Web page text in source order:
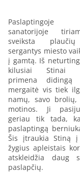
sanatorijoje
sveiksta
sergantys miesto
į gamtą. Iš
kilusiai Stinai
primena
mergaitė vis tiek
namų, savo
motinos. Ji
geriau tik tada,
paslaptingą
Šis įtraukia Stiną į
žygius apleistais
atskleidžia daug
paslapčių.